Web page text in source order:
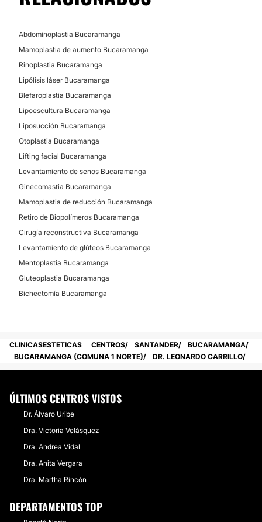
Abdominoplastia Bucaramanga
Mamoplastia de aumento Bucaramanga
Rinoplastia Bucaramanga
Lipólisis láser Bucaramanga
Blefaroplastia Bucaramanga
Lipoescultura Bucaramanga
Liposucción Bucaramanga
Otoplastia Bucaramanga
Lifting facial Bucaramanga
Levantamiento de senos Bucaramanga
Ginecomastia Bucaramanga
Mamoplastia de reducción Bucaramanga
Retiro de Biopolímeros Bucaramanga
Cirugía reconstructiva Bucaramanga
Levantamiento de glúteos Bucaramanga
Mentoplastia Bucaramanga
Gluteoplastia Bucaramanga
Bichectomía Bucaramanga
CLINICASESTETICAS CENTROS SANTANDER
BUCARAMANGA
BUCARAMANGA (COMUNA 1 NORTE)
DR. LEONARDO CARRILLO
ÚLTIMOS CENTROS VISTOS
Dr. Álvaro Uribe
Dra. Victoria Velásquez
Dra. Andrea Vidal
Dra. Anita Vergara
Dra. Martha Rincón
DEPARTAMENTOS TOP